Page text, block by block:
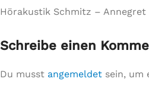
Hörakustik Schmitz –
Schreibe einen
Du musst angemeldet sein, um